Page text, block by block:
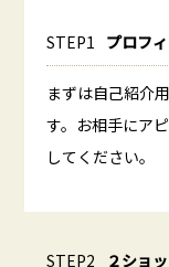
STEP1 プロフ
まずは自己紹介
す。お相手にア
してください。
STEP2 ２ショ